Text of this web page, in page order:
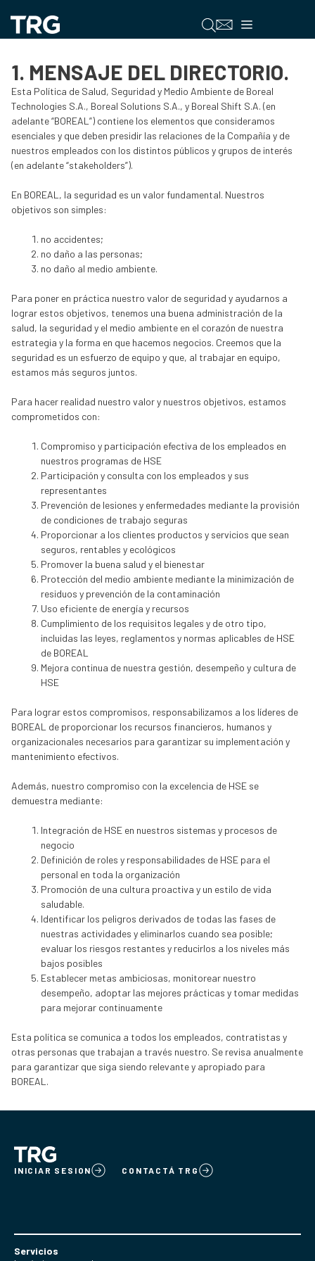
contenido
Menú
1. MENSAJE DEL DIRECTORIO.
Esta Política de Salud, Seguridad y Medio Ambiente de Boreal
Technologies S.A., Boreal Solutions S.A., y Boreal Shift S.A. (en
adelante “BOREAL”) contiene los elementos que consideramos
esenciales y que deben presidir las relaciones de la Compañía y de
nuestros empleados con los distintos públicos y grupos de interés
(en adelante “stakeholders”).
En BOREAL, la seguridad es un valor fundamental. Nuestros
objetivos son simples:
no accidentes;
no daño a las personas;
no daño al medio ambiente.
Para poner en práctica nuestro valor de seguridad y ayudarnos a
lograr estos objetivos, tenemos una buena administración de la
salud, la seguridad y el medio ambiente en el corazón de nuestra
estrategia y la forma en que hacemos negocios. Creemos que la
seguridad es un esfuerzo de equipo y que, al trabajar en equipo,
estamos más seguros juntos.
Para hacer realidad nuestro valor y nuestros objetivos, estamos
comprometidos con:
Compromiso y participación efectiva de los empleados en
nuestros programas de HSE
Participación y consulta con los empleados y sus
representantes
Prevención de lesiones y enfermedades mediante la provisión
de condiciones de trabajo seguras
Proporcionar a los clientes productos y servicios que sean
seguros, rentables y ecológicos
Promover la buena salud y el bienestar
Protección del medio ambiente mediante la minimización de
residuos y prevención de la contaminación
Uso eficiente de energía y recursos
Cumplimiento de los requisitos legales y de otro tipo,
incluidas las leyes, reglamentos y normas aplicables de HSE
de BOREAL
Mejora continua de nuestra gestión, desempeño y cultura de
HSE
Para lograr estos compromisos, responsabilizamos a los líderes de
BOREAL de proporcionar los recursos financieros, humanos y
organizacionales necesarios para garantizar su implementación y
mantenimiento efectivos.
Además, nuestro compromiso con la excelencia de HSE se
demuestra mediante:
Integración de HSE en nuestros sistemas y procesos de
negocio
Definición de roles y responsabilidades de HSE para el
personal en toda la organización
Promoción de una cultura proactiva y un estilo de vida
saludable.
Identificar los peligros derivados de todas las fases de
nuestras actividades y eliminarlos cuando sea posible;
evaluar los riesgos restantes y reducirlos a los niveles más
bajos posibles
Establecer metas ambiciosas, monitorear nuestro
desempeño, adoptar las mejores prácticas y tomar medidas
para mejorar continuamente
Esta política se comunica a todos los empleados, contratistas y
otras personas que trabajan a través nuestro. Se revisa anualmente
para garantizar que siga siendo relevante y apropiado para
BOREAL.
INICIAR SESION CONTACTÁ TRG
Servicios